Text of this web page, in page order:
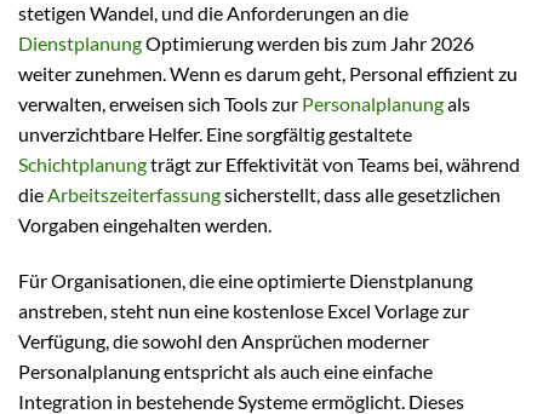
stetigen Wandel, und die Anforderungen an die
DienstplanungOptimierung werden bis zum Jahr 2026
weiter zunehmen. Wenn es darum geht, Personal effizient zu
verwalten, erweisen sich Tools zur Personalplanungals
unverzichtbare Helfer. Eine sorgfältig gestaltete
Schichtplanungträgt zur Effektivität von Teams bei, während
dieArbeitszeiterfassungsicherstellt, dass alle gesetzlichen
Vorgaben eingehalten werden.
Für Organisationen, die eine optimierte Dienstplanung
anstreben, steht nun eine kostenlose Excel Vorlage zur
Verfügung, die sowohl den Ansprüchen moderner
Personalplanung entspricht als auch eine einfache
Integration in bestehende Systeme ermöglicht. Dieses